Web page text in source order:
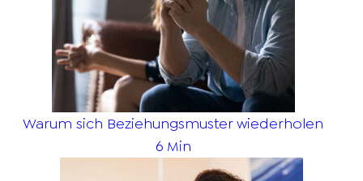
Warum sich Beziehungsmuster wiederholen
6 Min